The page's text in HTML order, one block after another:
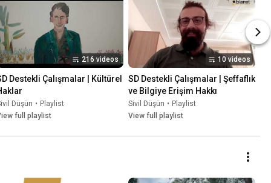
216 videos
Destekli Çalışmalar | Kültürel
Düşün • Playlist
full playlist
10 videos
SD Destekli Çalışmalar | Şeffaflık
ve Bilgiye Erişim Hakkı
Sivil Düşün • Playlist
View full playlist